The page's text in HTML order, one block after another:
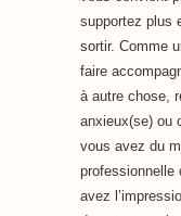
supportez plus
sortir. Comme
faire
à autre chose,
anxieux(se) ou
vous avez du
professionnelle
avez